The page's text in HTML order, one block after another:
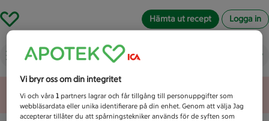
Hämta ut recept Logga in
Vad letar du efter idag?
Unknown error
Vi bryr oss om din integritet
Vi och våra1 partners lagrar och får tillgång till personuppgifter som
webbläsardata eller unika identifierare på din enhet. Genom att välja Jag
accepterar tillåter du att spårningstekniker används för de syften som